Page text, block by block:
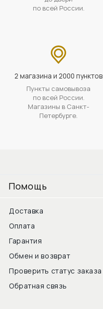
по всей России.
2 магазина и 2000 пунктов
Пункты самовывоза
по всей России.
Магазины в Санкт-
Петербурге.
Помощь
Доставка
Оплата
Гарантия
Обмен и возврат
Проверить статус заказа
Обратная связь